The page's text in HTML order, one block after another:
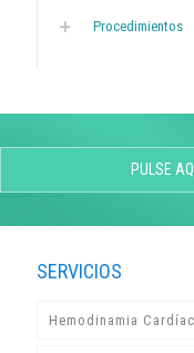
Procedimientos
PULSE
SERVICIOS
Hemodinamia